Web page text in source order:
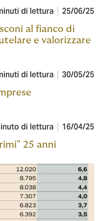
di lettura 25/06/25
al fianco di
e valorizzare
di lettura 30/05/25
di lettura 16/04/25
25 anni